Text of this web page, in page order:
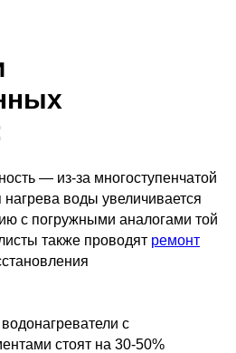
— из-за многоступенчатой
воды увеличивается
с погружными аналогами той
также проводят ремонт
с
стоят на 30-50%